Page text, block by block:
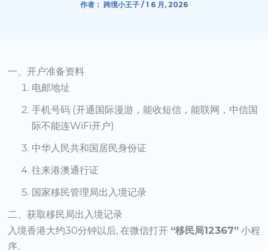
作者： 跨境小王子 / 1 6 月, 2026
一、开户准备资料
电邮地址
手机号码 (开通国际漫游，能收短信，能联网，中信国
际不能连WiFi开户)
中华人民共和国居民身份证
往来港澳通行证
国家移民管理局出入境记录
二、获取移民局出入境记录
入境香港大约30分钟以后, 在微信打开 “移民局12367”小程
序。